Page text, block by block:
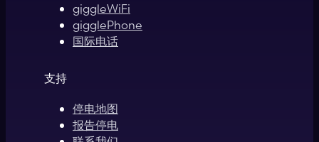
giggleWiFi
gigglePhone
国际电话
支持
停电地图
报告停电